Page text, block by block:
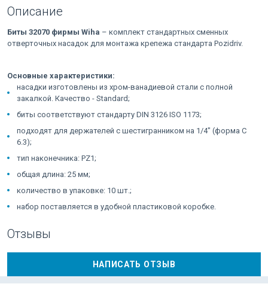
Описание
Биты 32070 фирмы Wiha – комплект стандартных сменных
отверточных насадок для монтажа крепежа стандарта Pozidriv.
Основные характеристики:
насадки изготовлены из хром-ванадиевой стали с полной
закалкой. Качество - Standard;
биты соответствуют стандарту DIN 3126 ISO 1173;
подходят для держателей с шестигранником на 1/4" (форма C
6.3);
тип наконечника: PZ1;
общая длина: 25 мм;
количество в упаковке: 10 шт.;
набор поставляется в удобной пластиковой коробке.
Отзывы
НАПИСАТЬ ОТЗЫВ